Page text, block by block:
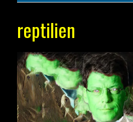
reptilien